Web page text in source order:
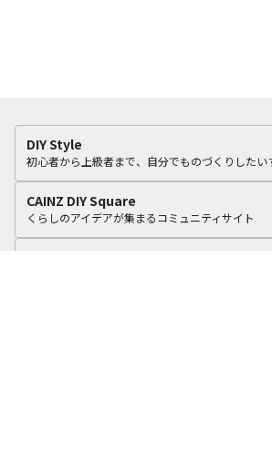
DIY Style
初心者から上級者まで、自分でものづくりしたい
CAINZ DIY Square
くらしのアイデアが集まるコミュニティサイト